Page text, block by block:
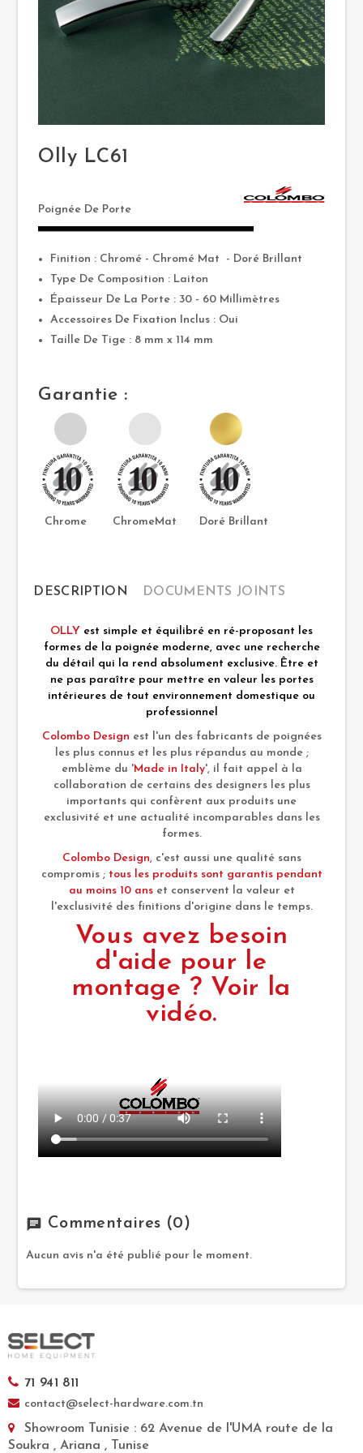
Olly LC61
Poignée De Porte
Finition : Chromé - Chromé Mat - Doré Brillant
Type De Composition : Laiton
Épaisseur De La Porte : 30 - 60 Millimètres
Accessoires De Fixation Inclus : Oui
Taille De Tige : 8 mm x 114 mm
Garantie :
Chrome ChromeMat Doré Brillant
DESCRIPTION DOCUMENTS JOINTS
OLLY est simple et équilibré en ré-proposant les
formes de la poignée moderne, avec une recherche
du détail qui la rend absolument exclusive. Être et
ne pas paraître pour mettre en valeur les portes
intérieures de tout environnement domestique ou
professionnel
Colombo Design est l'un des fabricants de poignées
les plus connus et les plus répandus au monde ;
emblème du 'Made in Italy', il fait appel à la
collaboration de certains des designers les plus
importants qui confèrent aux produits une
exclusivité et une actualité incomparables dans les
formes.
Colombo Design, c'est aussi une qualité sans
compromis ;tous les produits sont garantis pendant
au moins 10 anset conservent la valeur et
l'exclusivité des finitions d'origine dans le temps.
Vous avez besoin
d'aide pour le
montage ? Voir la
vidéo.
chat Commentaires (0)
Aucun avis n'a été publié pour le moment.
71 941 811
contact@select-hardware.com.tn
Showroom Tunisie : 62 Avenue de l'UMA route de la
Soukra , Ariana , Tunise